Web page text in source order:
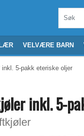
VELVÆRE BARN
5-pakk eteriske oljer
inkl. 5-